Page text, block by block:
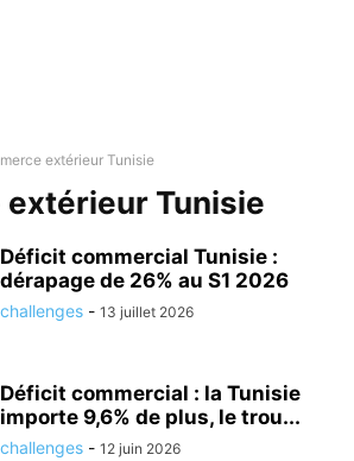
extérieur Tunisie
Tunisie
Déficit commercial Tunisie :
dérapage de 26% au S1 2026
challenges - 13 juillet 2026
Déficit commercial : la Tunisie
importe 9,6% de plus, le trou...
challenges - 12 juin 2026